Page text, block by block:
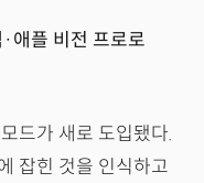
애플 비전 프로로
드가 새로 도입됐다.
잡힌 것을 인식하고